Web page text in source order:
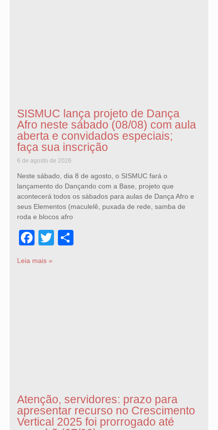
SISMUC lança projeto de Dança
Afro neste sábado (08/08) com aula
aberta e convidados especiais;
faça sua inscrição
6 de agosto de 2026
Neste sábado, dia 8 de agosto, o SISMUC fará o
lançamento do Dançando com a Base, projeto que
acontecerá todos os sábados para aulas de Dança Afro e
seus Elementos (maculelê, puxada de rede, samba de
roda e blocos afro
Facebook
Twitter
Leia mais »
Atenção, servidores: prazo para
apresentar recurso no Crescimento
Vertical 2025 foi prorrogado até